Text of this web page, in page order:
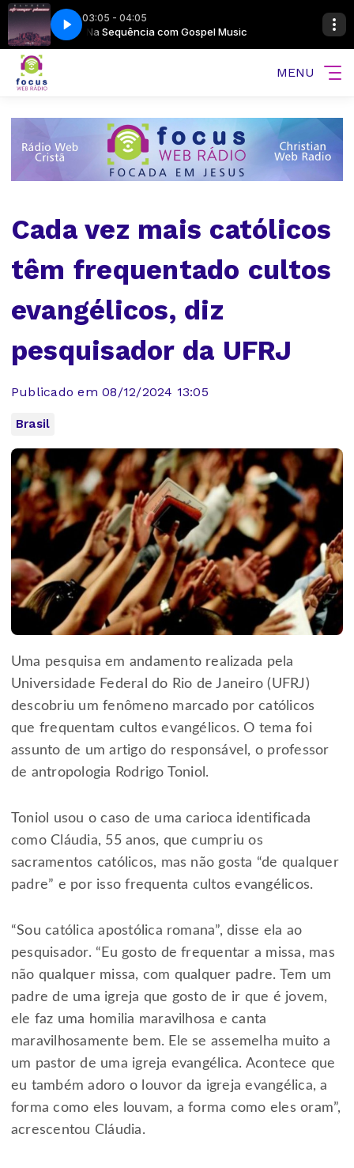
03:05 - 04:05
Na Sequência com Gospel Music
VH - FOCUS WEB COM BASE
MENU
Cada vez mais católicos
têm frequentado cultos
evangélicos, diz
pesquisador da UFRJ
Publicado em 08/12/2024 13:05
Brasil
Uma pesquisa em andamento realizada pela
Universidade Federal do Rio de Janeiro (UFRJ)
descobriu um fenômeno marcado por católicos
que frequentam cultos evangélicos. O tema foi
assunto de um artigo do responsável, o professor
de antropologia Rodrigo Toniol.
Toniol usou o caso de uma carioca identificada
como Cláudia, 55 anos, que cumpriu os
sacramentos católicos, mas não gosta “de qualquer
padre” e por isso frequenta cultos evangélicos.
“Sou católica apostólica romana”, disse ela ao
pesquisador. “Eu gosto de frequentar a missa, mas
não qualquer missa, com qualquer padre. Tem um
padre de uma igreja que gosto de ir que é jovem,
ele faz uma homilia maravilhosa e canta
maravilhosamente bem. Ele se assemelha muito a
um pastor de uma igreja evangélica. Acontece que
eu também adoro o louvor da igreja evangélica, a
forma como eles louvam, a forma como eles oram”,
acrescentou Cláudia.